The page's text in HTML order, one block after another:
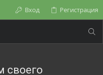
Вход Регистрация
своего